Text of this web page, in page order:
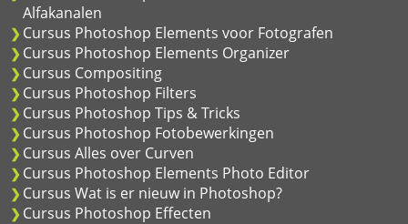
Alfakanalen
Cursus Photoshop Elements voor Fotografen
Cursus Photoshop Elements Organizer
Cursus Compositing
Cursus Photoshop Filters
Cursus Photoshop Tips & Tricks
Cursus Photoshop Fotobewerkingen
Cursus Alles over Curven
Cursus Photoshop Elements Photo Editor
Cursus Wat is er nieuw in Photoshop?
Cursus Photoshop Effecten